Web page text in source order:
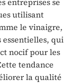
utilisant
le vinaigre,
essentielles, qui
nocif pour les
tendance
la qualité